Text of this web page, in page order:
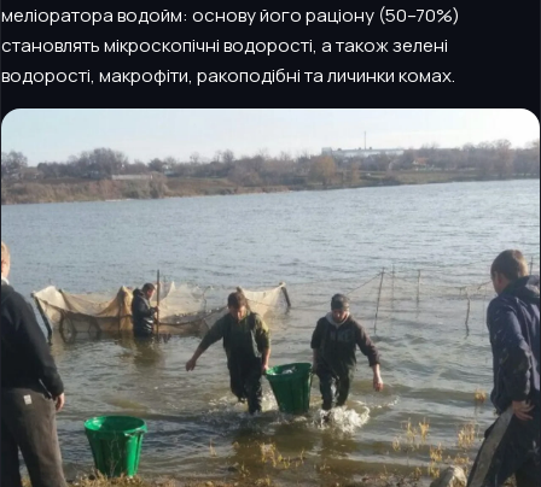
меліоратора водойм: основу його раціону (50–70%)
становлять мікроскопічні водорості, а також зелені
водорості, макрофіти, ракоподібні та личинки комах.